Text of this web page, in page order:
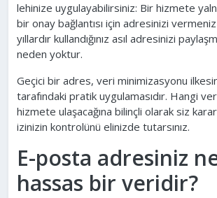
lehinize uygulayabilirsiniz: Bir hizmete
bir onay bağlantısı için adresinizi
yıllardır kullandığınız asıl adresinizi
neden yoktur.
Geçici bir adres, veri minimizasyonu
tarafındaki pratik uygulamasıdır. Hangi
hizmete ulaşacağına bilinçli olarak siz
izinizin kontrolünü elinizde tutarsınız.
E-posta adresiniz
hassas bir veridir?